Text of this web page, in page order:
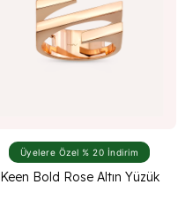
Üyelere Özel % 20 İndirim
Keen Bold Rose Altın Yüzük